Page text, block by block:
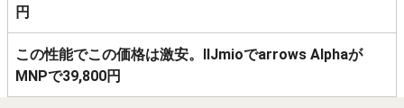
円
この性能でこの価格は激安。IIJmioでarrows Alphaが
MNPで39,800円